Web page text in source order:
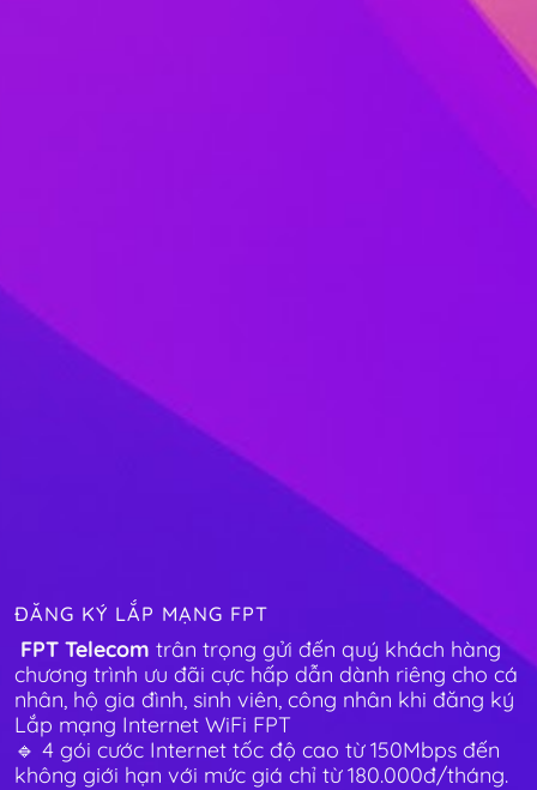
ĐĂNG KÝ LẮP MẠNG FPT
FPT Telecom trân trọng gửi đến quý khách hàng
chương trình ưu đãi cực hấp dẫn dành riêng cho cá
nhân, hộ gia đình, sinh viên, công nhân khi đăng ký
Lắp mạng Internet WiFi FPT
🔹 4 gói cước Internet tốc độ cao từ 150Mbps đến
không giới hạn với mức giá chỉ từ 180.000đ/tháng.